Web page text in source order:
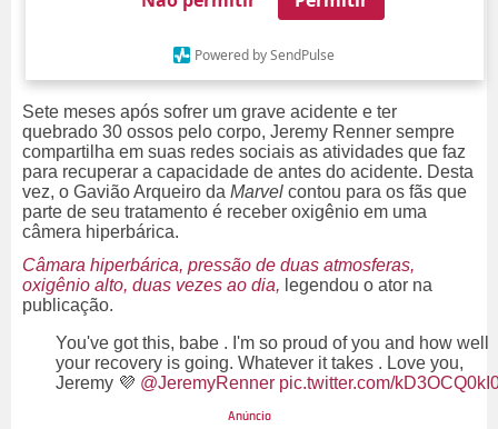
Powered by SendPulse
Sete meses após sofrer um grave acidente e ter
quebrado 30 ossos pelo corpo, Jeremy Renner sempre
compartilha em suas redes sociais as atividades que faz
para recuperar a capacidade de antes do acidente. Desta
vez, o Gavião Arqueiro da Marvel contou para os fãs que
parte de seu tratamento é receber oxigênio em uma
câmera hiperbárica.
Câmara hiperbárica, pressão de duas atmosferas,
oxigênio alto, duas vezes ao dia, legendou o ator na
publicação.
You've got this, babe . I'm so proud of you and how well
your recovery is going. Whatever it takes . Love you,
Jeremy 💜 @JeremyRenner pic.twitter.com/